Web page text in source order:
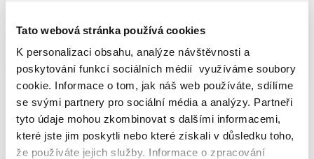
Tato webová stránka používá cookies
K personalizaci obsahu, analýze návštěvnosti a
poskytování funkcí sociálních médií využíváme soubory
cookie. Informace o tom, jak náš web používáte, sdílíme
se svými partnery pro sociální média a analýzy. Partneři
tyto údaje mohou zkombinovat s dalšími informacemi,
které jste jim poskytli nebo které získali v důsledku toho,
že používáte jejich služby. Informace o zpracování
Informativní přehled sázkových kanceláří
Dokumenty ke stažení